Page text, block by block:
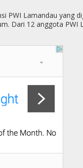
PWI Lamandau yang
Dari 12 anggota